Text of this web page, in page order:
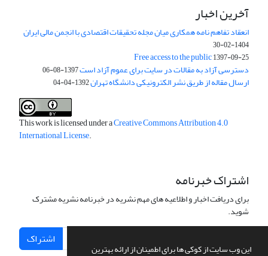
این وب سایت از کوکی ها برای اطمینان از ارائه بهترین
آخرین اخبار
انعقاد تفاهم نامه همکاری میان مجله تحقیقات اقتصادی با انجمن مالی ایران
1404-02-30
Free access to the public1397-09-25
دسترسی آزاد به مقالات در سایت برای عموم آزاد است1397-08-06
ارسال مقاله از طریق نشر الکترونیکی دانشگاه تهران1392-04-04
This work is licensed under aCreative Commons Attribution 4.0
International License.
اشتراک خبرنامه
برای دریافت اخبار و اطلاعیه های مهم نشریه در خبرنامه نشریه مشترک
شوید.
اشتراک